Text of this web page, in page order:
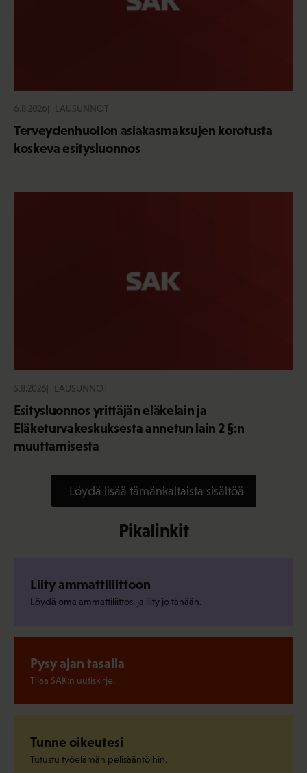
6.8.2026 LAUSUNNOT
Terveydenhuollon asiakasmaksujen korotusta
koskeva esitysluonnos
5.8.2026 LAUSUNNOT
Esitysluonnos yrittäjän eläkelain ja
Eläketurvakeskuksesta annetun lain 2 §:n
muuttamisesta
Löydä lisää tämänkaltaista sisältöä
Pikalinkit
Liity ammattiliittoon
Löydä oma ammattiliittosi ja liity jo tänään.
Pysy ajan tasalla
Tilaa SAK:n uutiskirje.
Tunne oikeutesi
Tutustu työelämän pelisääntöihin.